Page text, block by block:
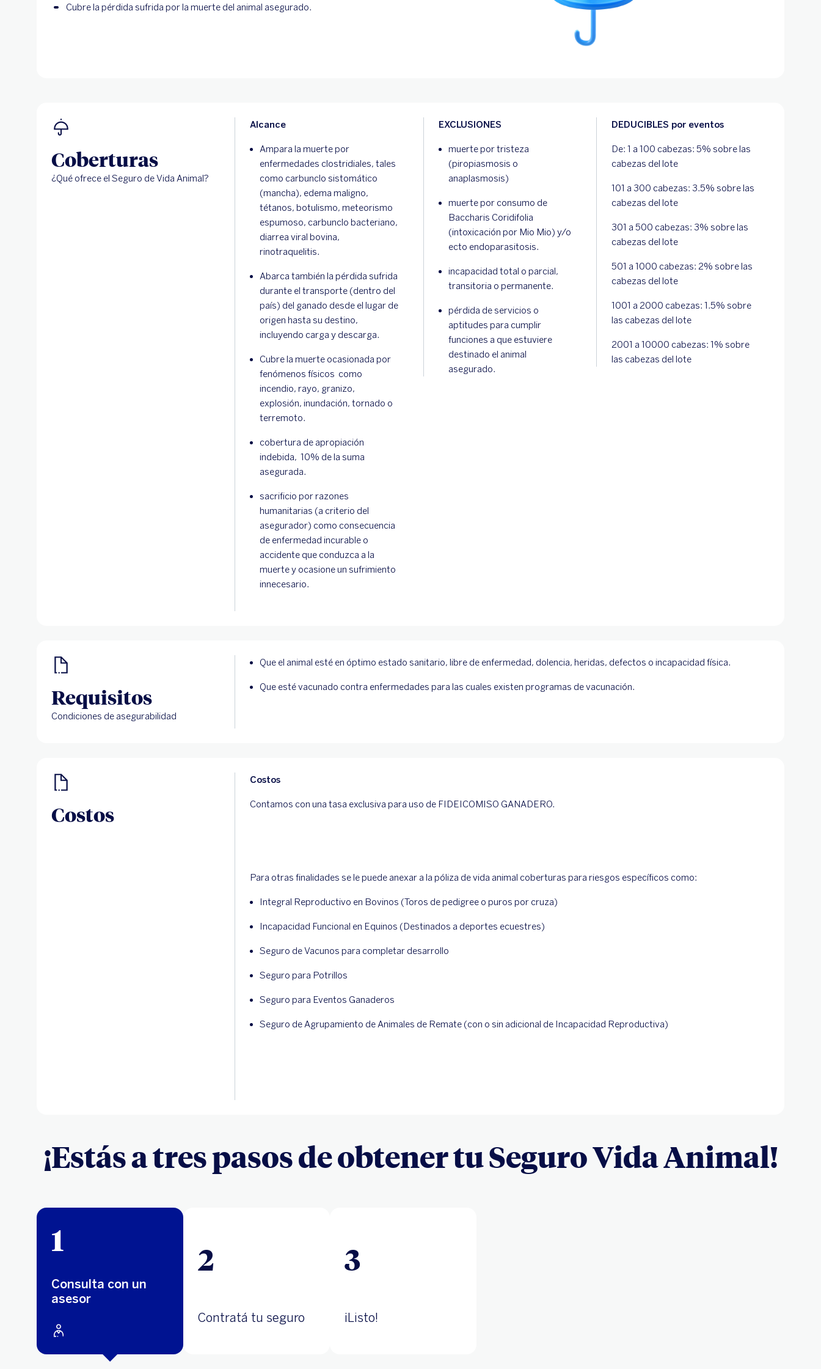
Cubre la pérdida sufrida por la muerte del animal asegurado.
Coberturas
¿Qué ofrece el Seguro de Vida Animal?
Alcance
Ampara la muerte por
enfermedades clostridiales, tales
como carbunclo sistomático
(mancha), edema maligno,
tétanos, botulismo, meteorismo
espumoso, carbunclo bacteriano,
diarrea viral bovina,
rinotraquelitis.
Abarca también la pérdida sufrida
durante el transporte (dentro del
país) del ganado desde el lugar de
origen hasta su destino,
incluyendo carga y descarga.
Cubre la muerte ocasionada por
fenómenos físicos como
incendio, rayo, granizo,
explosión, inundación, tornado o
terremoto.
cobertura de apropiación
indebida, 10% de la suma
asegurada.
sacrificio por razones
humanitarias (a criterio del
asegurador) como consecuencia
de enfermedad incurable o
accidente que conduzca a la
muerte y ocasione un sufrimiento
innecesario.
EXCLUSIONES
muerte por tristeza
(piropiasmosis o
anaplasmosis)
muerte por consumo de
Baccharis Coridifolia
(intoxicación por Mio Mio) y/o
ecto endoparasitosis.
incapacidad total o parcial,
transitoria o permanente.
pérdida de servicios o
aptitudes para cumplir
funciones a que estuviere
destinado el animal
asegurado.
DEDUCIBLES por eventos
De: 1 a 100 cabezas: 5% sobre las
cabezas del lote
101 a 300 cabezas: 3.5% sobre las
cabezas del lote
301 a 500 cabezas: 3% sobre las
cabezas del lote
501 a 1000 cabezas: 2% sobre las
cabezas del lote
1001 a 2000 cabezas: 1.5% sobre
las cabezas del lote
2001 a 10000 cabezas: 1% sobre
las cabezas del lote
Requisitos
Condiciones de asegurabilidad
Que el animal esté en óptimo estado sanitario, libre de enfermedad, dolencia, heridas, defectos o incapacidad física.
Que esté vacunado contra enfermedades para las cuales existen programas de vacunación.
Costos
Costos
Contamos con una tasa exclusiva para uso de FIDEICOMISO GANADERO.
Para otras finalidades se le puede anexar a la póliza de vida animal coberturas para riesgos específicos como:
Integral Reproductivo en Bovinos (Toros de pedigree o puros por cruza)
Incapacidad Funcional en Equinos (Destinados a deportes ecuestres)
Seguro de Vacunos para completar desarrollo
Seguro para Potrillos
Seguro para Eventos Ganaderos
Seguro de Agrupamiento de Animales de Remate (con o sin adicional de Incapacidad Reproductiva)
¡Estás a tres pasos de obtener tu Seguro Vida Animal!
1
Consulta con un
asesor
2
Contratá tu seguro
3
¡Listo!